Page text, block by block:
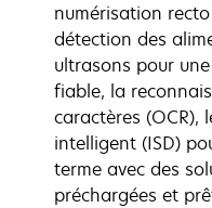
numérisation
détection des
ultrasons pour
fiable, la
caractères (OCR),
intelligent (ISD)
terme avec des
préchargées et